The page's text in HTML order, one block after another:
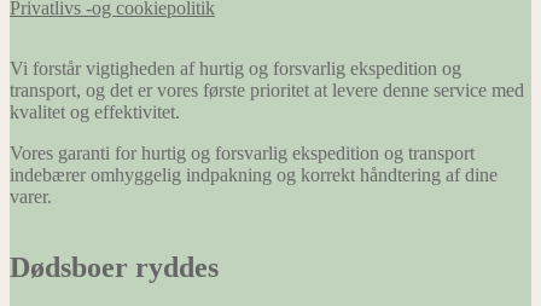
Privatlivs -og cookiepolitik
Vi forstår vigtigheden af hurtig og forsvarlig ekspedition og
transport, og det er vores første prioritet at levere denne service med
kvalitet og effektivitet.
Vores garanti for hurtig og forsvarlig ekspedition og transport
indebærer omhyggelig indpakning og korrekt håndtering af dine
varer.
Dødsboer ryddes